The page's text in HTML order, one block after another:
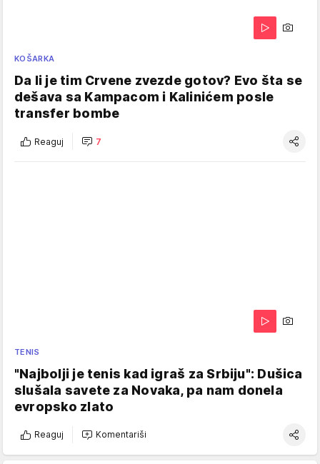
KOŠARKA
Da li je tim Crvene zvezde gotov? Evo šta se
dešava sa Kampacom i Kalinićem posle
transfer bombe
Reaguj 7
TENIS
"Najbolji je tenis kad igraš za Srbiju": Dušica
slušala savete za Novaka, pa nam donela
evropsko zlato
Reaguj Komentariši